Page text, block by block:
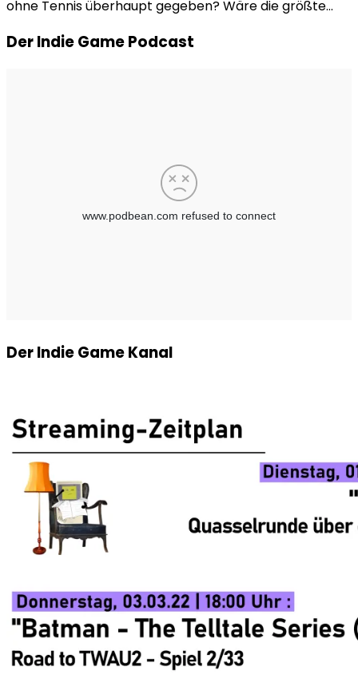
ohne Tennis überhaupt gegeben? Wäre die größte…
Der Indie Game Podcast
Der Indie Game Kanal